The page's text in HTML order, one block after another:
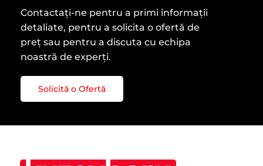
Contactați-ne pentru a primi informații
detaliate, pentru a solicita o ofertă de
preț sau pentru a discuta cu echipa
noastră de experți.
Solicită o Ofertă